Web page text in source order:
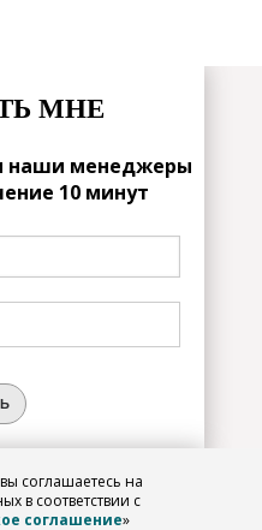
МНЕ
наши менеджеры
10 минут
соглашаетесь на
в соответствии с
соглашение»